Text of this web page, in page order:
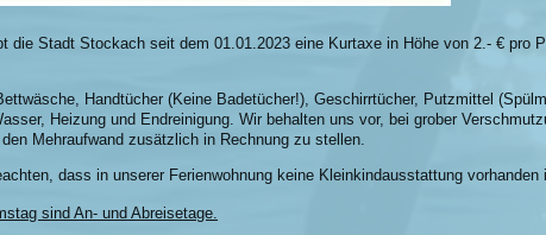
die Stadt Stockach seit dem 01.01.2023 eine Kurtaxe in Höhe von
Handtücher (Keine Badetücher!), Geschirrtücher, Putzmittel
Heizung und Endreinigung. Wir behalten uns vor, bei grober
Mehraufwand zusätzlich in Rechnung zu stellen.
dass in unserer Ferienwohnung keine Kleinkindausstattung vorhanden
sind An- und Abreisetage.